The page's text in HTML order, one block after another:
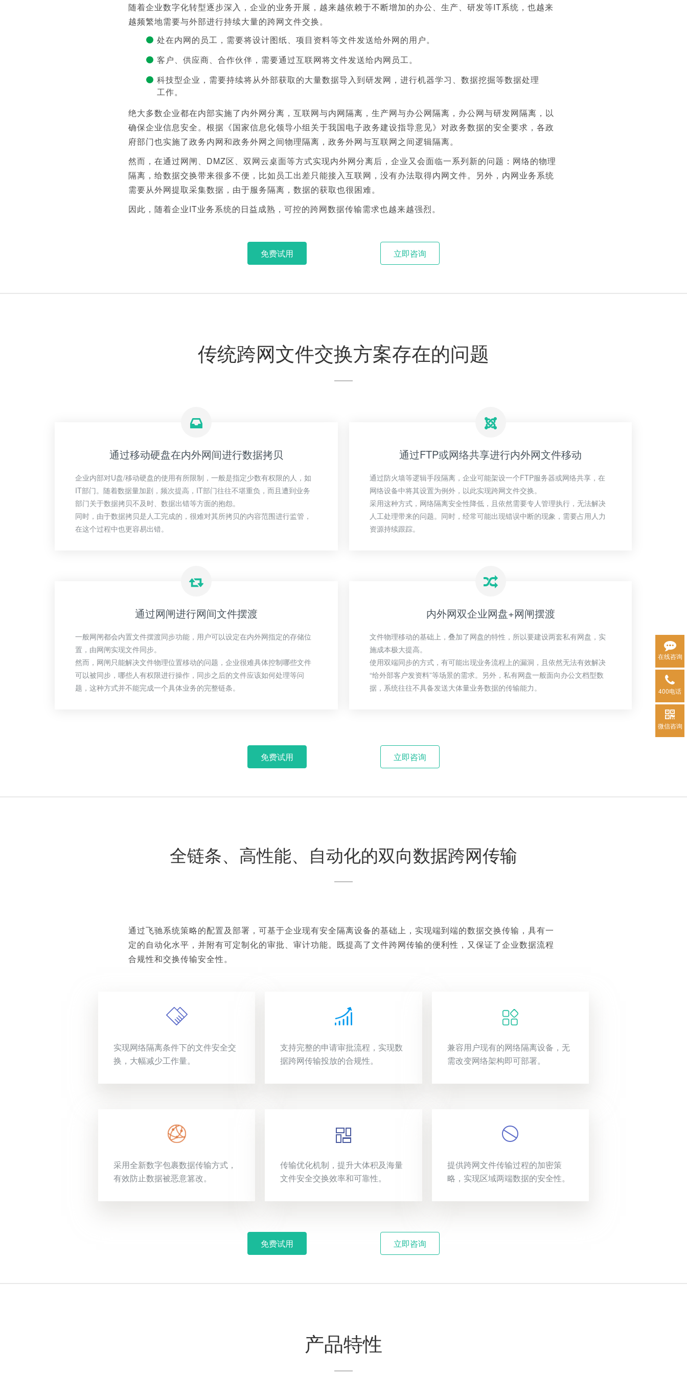
随着企业数字化转型逐步深入，企业的业务开展，越来越依赖于不断增加的办公、生产、研发等IT系统，也越来
越频繁地需要与外部进行持续大量的跨网文件交换。
处在内网的员工，需要将设计图纸、项目资料等文件发送给外网的用户。
客户、供应商、合作伙伴，需要通过互联网将文件发送给内网员工。
科技型企业，需要持续将从外部获取的大量数据导入到研发网，进行机器学习、数据挖掘等数据处理
工作。
绝大多数企业都在内部实施了内外网分离，互联网与内网隔离，生产网与办公网隔离，办公网与研发网隔离，以
确保企业信息安全。根据《国家信息化领导小组关于我国电子政务建设指导意见》对政务数据的安全要求，各政
府部门也实施了政务内网和政务外网之间物理隔离，政务外网与互联网之间逻辑隔离。
然而，在通过网闸、DMZ区、双网云桌面等方式实现内外网分离后，企业又会面临一系列新的问题：网络的物理
隔离，给数据交换带来很多不便，比如员工出差只能接入互联网，没有办法取得内网文件。另外，内网业务系统
需要从外网提取采集数据，由于服务隔离，数据的获取也很困难。
因此，随着企业IT业务系统的日益成熟，可控的跨网数据传输需求也越来越强烈。
免费试用 立即咨询
传统跨网文件交换方案存在的问题
通过移动硬盘在内外网间进行数据拷贝
企业内部对U盘/移动硬盘的使用有所限制，一般是指定少数有权限的人，如
IT部门。随着数据量加剧，频次提高，IT部门往往不堪重负，而且遭到业务
部门关于数据拷贝不及时、数据出错等方面的抱怨。
同时，由于数据拷贝是人工完成的，很难对其所拷贝的内容范围进行监管，
在这个过程中也更容易出错。
通过FTP或网络共享进行内外网文件移动
通过防火墙等逻辑手段隔离，企业可能架设一个FTP服务器或网络共享，在
网络设备中将其设置为例外，以此实现跨网文件交换。
采用这种方式，网络隔离安全性降低，且依然需要专人管理执行，无法解决
人工处理带来的问题。同时，经常可能出现错误中断的现象，需要占用人力
资源持续跟踪。
通过网闸进行网间文件摆渡
一般网闸都会内置文件摆渡同步功能，用户可以设定在内外网指定的存储位
置，由网闸实现文件同步。
然而，网闸只能解决文件物理位置移动的问题，企业很难具体控制哪些文件
可以被同步，哪些人有权限进行操作，同步之后的文件应该如何处理等问
题，这种方式并不能完成一个具体业务的完整链条。
内外网双企业网盘+网闸摆渡
文件物理移动的基础上，叠加了网盘的特性，所以要建设两套私有网盘，实
施成本极大提高。
使用双端同步的方式，有可能出现业务流程上的漏洞，且依然无法有效解决
“给外部客户发资料”等场景的需求。另外，私有网盘一般面向办公文档型数
据，系统往往不具备发送大体量业务数据的传输能力。
免费试用 立即咨询
全链条、高性能、自动化的双向数据跨网传输
通过飞驰系统策略的配置及部署，可基于企业现有安全隔离设备的基础上，实现端到端的数据交换传输，具有一
定的自动化水平，并附有可定制化的审批、审计功能。既提高了文件跨网传输的便利性，又保证了企业数据流程
合规性和交换传输安全性。
实现网络隔离条件下的文件安全交
换，大幅减少工作量。
支持完整的申请审批流程，实现数
据跨网传输投放的合规性。
兼容用户现有的网络隔离设备，无
需改变网络架构即可部署。
采用全新数字包裹数据传输方式，
有效防止数据被恶意篡改。
传输优化机制，提升大体积及海量
文件安全交换效率和可靠性。
提供跨网文件传输过程的加密策
略，实现区域两端数据的安全性。
免费试用 立即咨询
产品特性
在线咨询
400电话
微信咨询